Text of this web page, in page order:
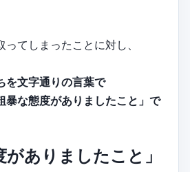
てしまったことに対し、
を文字通りの言葉で
暴な態度がありましたこと」で
がありましたこと」